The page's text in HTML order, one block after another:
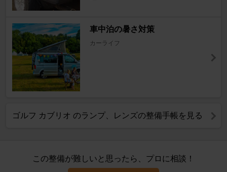
車中泊の暑さ対策
カーライフ
ゴルフ カブリオ のランプ、レンズの整備手帳を見る
この整備が難しいと思ったら、プロに相談！